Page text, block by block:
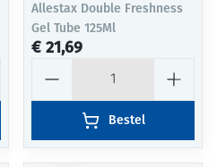
Allestax Double Freshness
Gel Tube 125Ml
€ 21,69
Bestel